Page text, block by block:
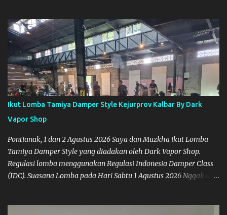
bukanya di jam 1. Saya pulang dulu ke rumah ortu di Sepakat,
untuk istirahat. So malamnya sebelum pulang ke Mempawah
saya sempatkan lagi kesini. Saya belanja beberapa part disini.
Untuk Lokasi Tempat:
Ikut Lomba Tamiya Damper Style Kejurprov Kalbar By Dark
Vapor Shop
Pontianak, 1 dan 2 Agustus 2026 Saya dan Muzkha ikut Lomba
Tamiya Damper Style yang diadakan oleh Dark Vapor Shop.
Regulasi lomba menggunakan Regulasi Indonesia Damper Class
(IDC). Suasana Lomba pada Hari Sabtu 1 Agustus 2026 Nggak ada